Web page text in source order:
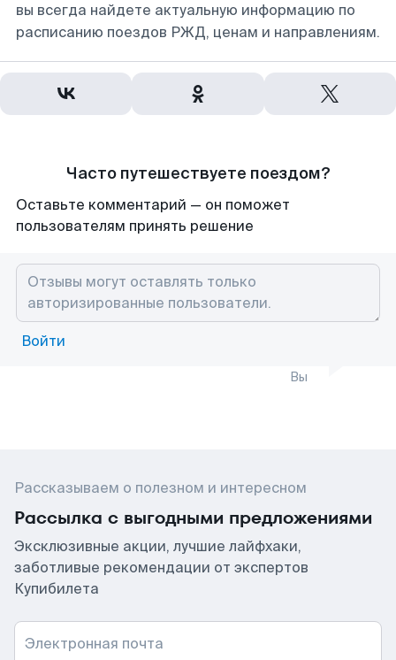
вы всегда найдете актуальную информацию по
расписанию поездов РЖД, ценам и направлениям.
Часто путешествуете поездом?
Оставьте комментарий — он поможет
пользователям принять решение
Войти
Вы
Рассказываем о полезном и интересном
Рассылка с выгодными предложениями
Эксклюзивные акции, лучшие лайфхаки,
заботливые рекомендации от экспертов
Купибилета
Электронная почта